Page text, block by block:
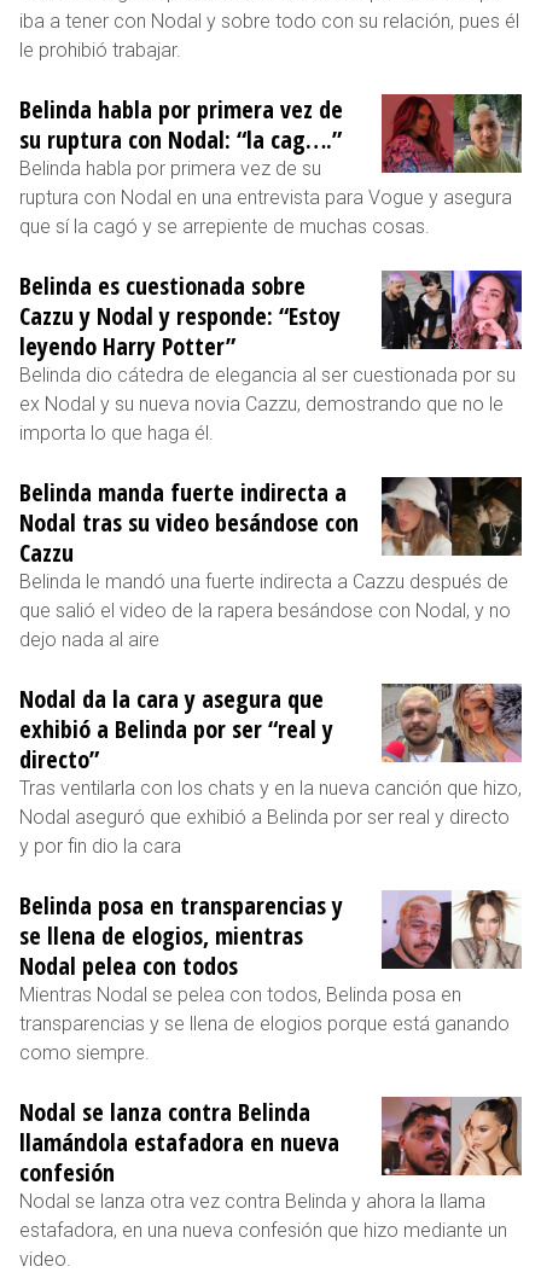
iba a tener con Nodal y sobre todo con su relación, pues él
le prohibió trabajar.
Belinda habla por primera vez de
su ruptura con Nodal: “la cag….”
Belinda habla por primera vez de su
ruptura con Nodal en una entrevista para Vogue y asegura
que sí la cagó y se arrepiente de muchas cosas.
Belinda es cuestionada sobre
Cazzu y Nodal y responde: “Estoy
leyendo Harry Potter”
Belinda dio cátedra de elegancia al ser cuestionada por su
ex Nodal y su nueva novia Cazzu, demostrando que no le
importa lo que haga él.
Belinda manda fuerte indirecta a
Nodal tras su video besándose con
Cazzu
Belinda le mandó una fuerte indirecta a Cazzu después de
que salió el video de la rapera besándose con Nodal, y no
dejo nada al aire
Nodal da la cara y asegura que
exhibió a Belinda por ser “real y
directo”
Tras ventilarla con los chats y en la nueva canción que hizo,
Nodal aseguró que exhibió a Belinda por ser real y directo
y por fin dio la cara
Belinda posa en transparencias y
se llena de elogios, mientras
Nodal pelea con todos
Mientras Nodal se pelea con todos, Belinda posa en
transparencias y se llena de elogios porque está ganando
como siempre.
Nodal se lanza contra Belinda
llamándola estafadora en nueva
confesión
Nodal se lanza otra vez contra Belinda y ahora la llama
estafadora, en una nueva confesión que hizo mediante un
video.